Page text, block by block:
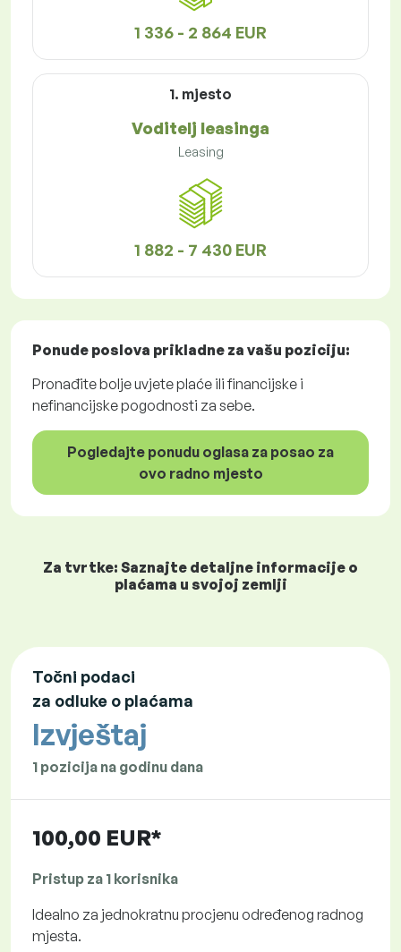
1 336 - 2 864 EUR
1. mjesto
Voditelj leasinga
Leasing
1 882 - 7 430 EUR
Ponude poslova prikladne za vašu poziciju:
Pronađite bolje uvjete plaće ili financijske i
nefinancijske pogodnosti za sebe.
Pogledajte ponudu oglasa za posao za
ovo radno mjesto
Za tvrtke: Saznajte detaljne informacije o
plaćama u svojoj zemlji
Točni podaci
za odluke o plaćama
Izvještaj
1 pozicija na godinu dana
100,00 EUR*
Pristup za 1 korisnika
Idealno za jednokratnu procjenu određenog radnog
mjesta.